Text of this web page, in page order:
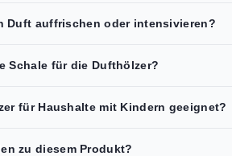
Duft auffrischen oder intensivieren?
Schale für die Dufthölzer?
für Haushalte mit Kindern geeignet?
zu diesem Produkt?